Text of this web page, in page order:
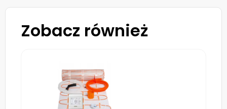
Zobacz również